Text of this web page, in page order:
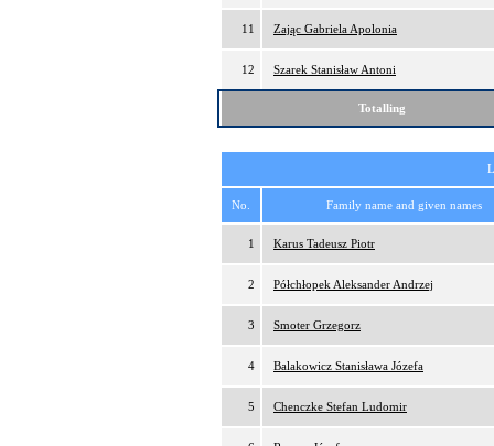
11 Zając Gabriela Apolonia
12 Szarek Stanisław Antoni
Totalling
No. Family name and given names
1 Karus Tadeusz Piotr
2 Półchłopek Aleksander Andrzej
3 Smoter Grzegorz
4 Balakowicz Stanisława Józefa
5 Chenczke Stefan Ludomir